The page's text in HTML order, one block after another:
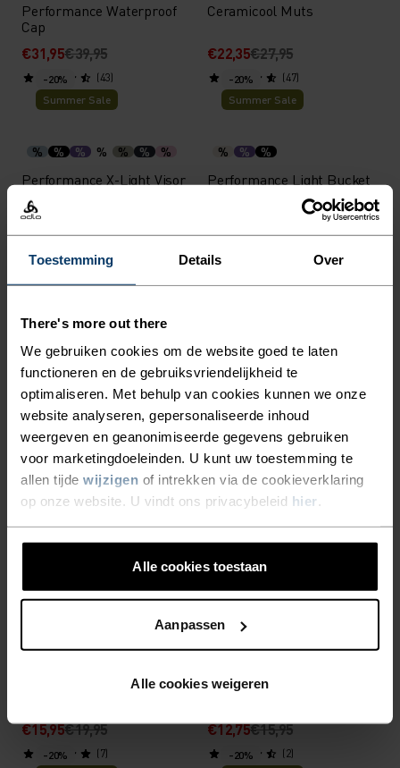
Toestemming Details Over
There's more out there
We gebruiken cookies om de website goed te laten
functioneren en de gebruiksvriendelijkheid te
optimaliseren. Met behulp van cookies kunnen we onze
website analyseren, gepersonaliseerde inhoud
weergeven en geanonimiseerde gegevens gebruiken
voor marketingdoeleinden. U kunt uw toestemming te
allen tijde wijzigen of intrekken via de cookieverklaring
op onze website. U vindt ons privacybeleid hier .
Alle cookies toestaan
Aanpassen
Alle cookies weigeren
Performance Waterproof
Cap
€31,95€39,95
(43)
Ceramicool Muts
€22,35€27,95
(47)
-20%
Summer Sale
% % % % % % %
Performance X-Light Visor
€19,95
-20%
Summer Sale
% % %
Performance Light Bucket
Summer Sale
% %
Ceramicool Hoofdband
€15,95€19,95
(34)
Performance Run Quarter
Sokken
€14,35€17,95
(8)
-20%
Summer Sale
%
Heuptas
-20%
Summer Sale
% %
Sokken
€12,75€15,95
Performance Run Crew
€15,95€19,95
(7)
Essential Crew Sokken
€12,75€15,95
(2)
-20%
-20%